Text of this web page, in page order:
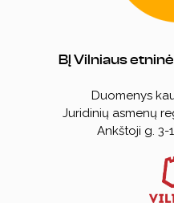
BĮ Vilniaus
Duomenys
Juridinių asmenų
Ankštoji g. 3-